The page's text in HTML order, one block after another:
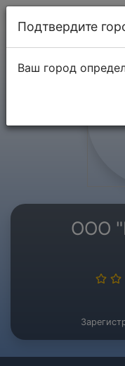
ООО
Подтвердите
Ваш город